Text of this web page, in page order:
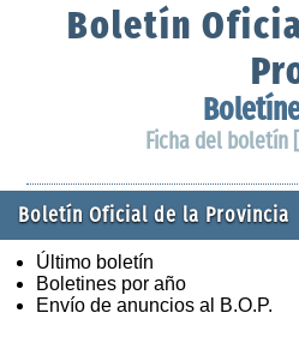
Boletín
Ficha del boletín
Boletín Oficial de la Provincia
Último boletín
Boletines por año
Envío de anuncios al B.O.P.